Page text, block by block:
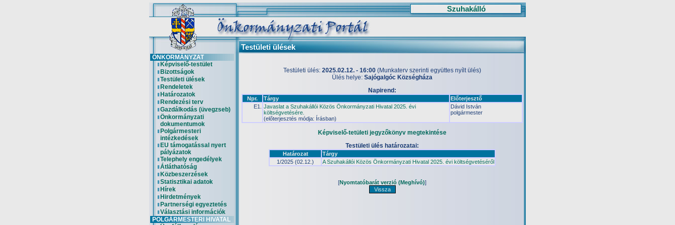
Szuhakálló
Testületi ülések
ÖNKORMÁNYZAT
Képviselő-testület
Bizottságok
Testületi ülések
Rendeletek
Határozatok
Rendezési terv
Gazdálkodás (üvegzseb)
Önkormányzati
dokumentumok
Polgármesteri
intézkedések
EU támogatással nyert
pályázatok
Telephely engedélyek
Átláthatóság
Közbeszerzések
Statisztikai adatok
Hírek
Hirdetmények
Partnerségi egyeztetés
Választási információk
POLGÁRMESTERI HIVATAL
Testületi ülés: 2025.02.12. - 16:00 (Munkaterv szerinti együttes nyílt ülés)
Ülés helye: Sajógalgóc Községháza
Napirend:
Npr. Tárgy
Előterjesztő
E1.
Javaslat a Szuhakállói Közös Önkormányzati Hivatal 2025. évi
költségvetésére.
(előterjesztés módja: Írásban)
Dávid István
polgármester
Képviselő-tetületi jegyzőkönyv megtekintése
Testületi ülés határozatai:
Határozat
Tárgy
1/2025 (02.12.)
A Szuhakállói Közös Önkormányzati Hivatal 2025. évi költségvetéséről
[Nyomtatóbarát verzió (Meghívó)]